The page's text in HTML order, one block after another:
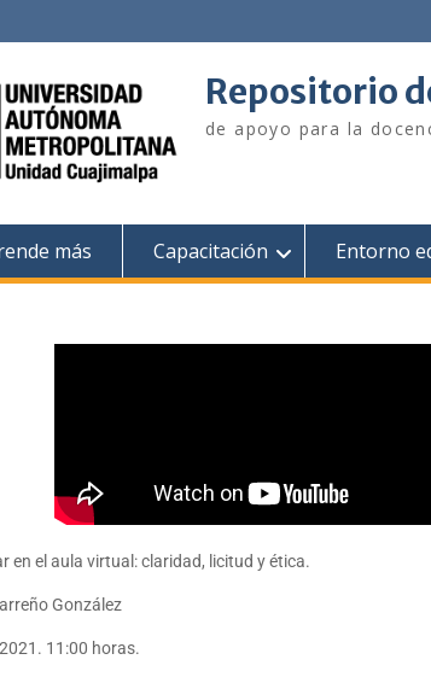
Repositorio
de apoyo para la
más Capacitación Entorno
en el aula virtual: claridad, licitud y ética.
González
11:00 horas.